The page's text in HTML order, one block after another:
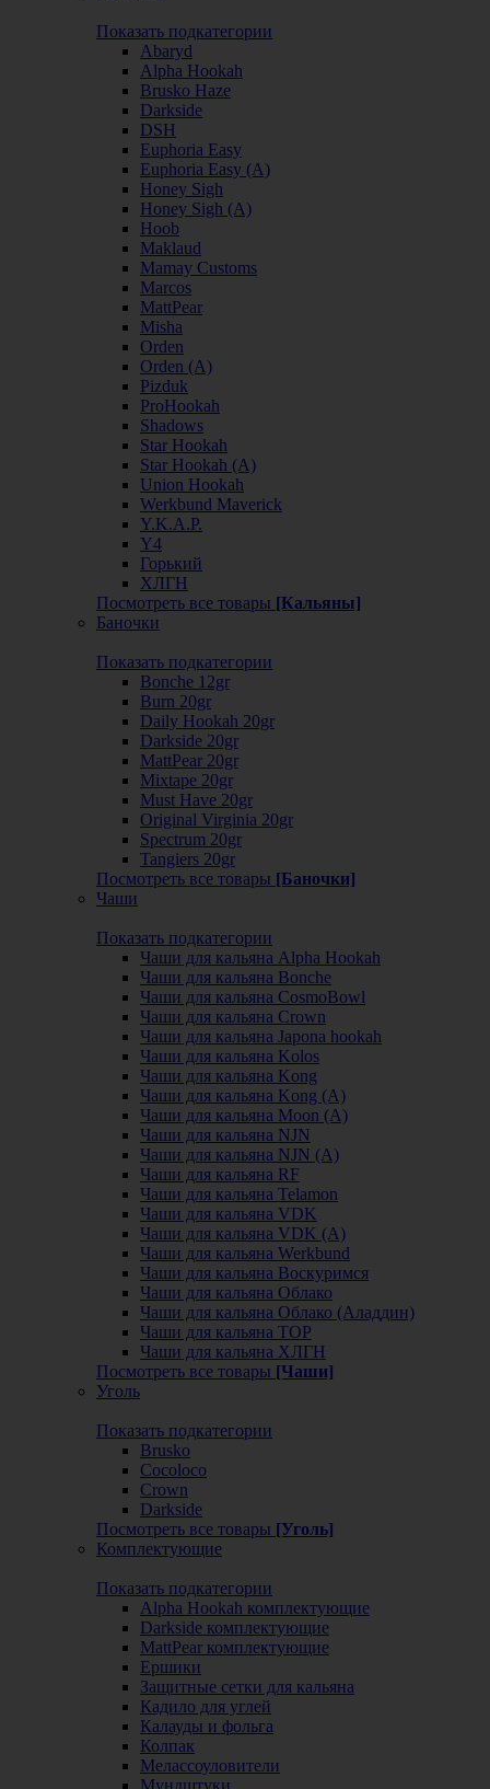
Показать подкатегории
Abaryd
Alpha Hookah
Brusko Haze
Darkside
DSH
Euphoria Easy
Euphoria Easy (А)
Honey Sigh
Honey Sigh (А)
Hoob
Maklaud
Mamay Customs
Marcos
MattPear
Misha
Orden
Orden (А)
Pizduk
ProHookah
Shadows
Star Hookah
Star Hookah (А)
Union Hookah
Werkbund Maverick
Y.K.A.P.
Y4
Горький
ХЛГН
Посмотреть все товары [Кальяны]
Баночки
Показать подкатегории
Bonche 12gr
Burn 20gr
Daily Hookah 20gr
Darkside 20gr
MattPear 20gr
Mixtape 20gr
Must Have 20gr
Original Virginia 20gr
Spectrum 20gr
Tangiers 20gr
Посмотреть все товары [Баночки]
Чаши
Показать подкатегории
Чаши для кальяна Alpha Hookah
Чаши для кальяна Bonche
Чаши для кальяна CosmoBowl
Чаши для кальяна Crown
Чаши для кальяна Japona hookah
Чаши для кальяна Kolos
Чаши для кальяна Kong
Чаши для кальяна Kong (A)
Чаши для кальяна Moon (А)
Чаши для кальяна NJN
Чаши для кальяна NJN (А)
Чаши для кальяна RF
Чаши для кальяна Telamon
Чаши для кальяна VDK
Чаши для кальяна VDK (А)
Чаши для кальяна Werkbund
Чаши для кальяна Воскуримся
Чаши для кальяна Облако
Чаши для кальяна Облако (Аладдин)
Чаши для кальяна ТОР
Чаши для кальяна ХЛГН
Посмотреть все товары [Чаши]
Уголь
Показать подкатегории
Brusko
Cocoloco
Crown
Darkside
Посмотреть все товары [Уголь]
Комплектующие
Показать подкатегории
Alpha Hookah комплектующие
Darkside комплектующие
MattPear комплектующие
Ершики
Защитные сетки для кальяна
Кадило для углей
Калауды и фольга
Колпак
Мелассоуловители
Мундштуки